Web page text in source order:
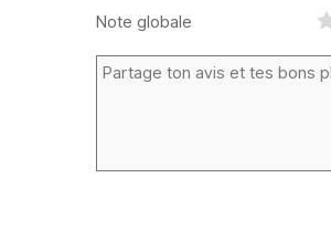
Note globale